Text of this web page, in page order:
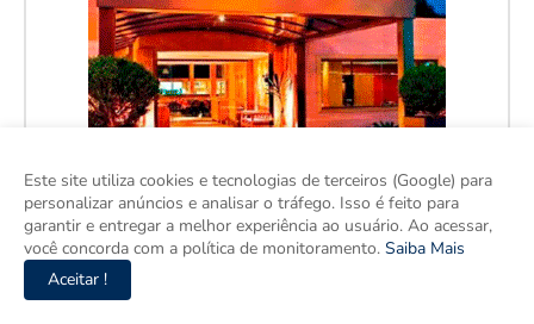
Este site utiliza cookies e tecnologias de terceiros (Google) para
personalizar anúncios e analisar o tráfego. Isso é feito para
garantir e entregar a melhor experiência ao usuário. Ao acessar,
você concorda com a política de monitoramento. Saiba Mais
Aceitar !